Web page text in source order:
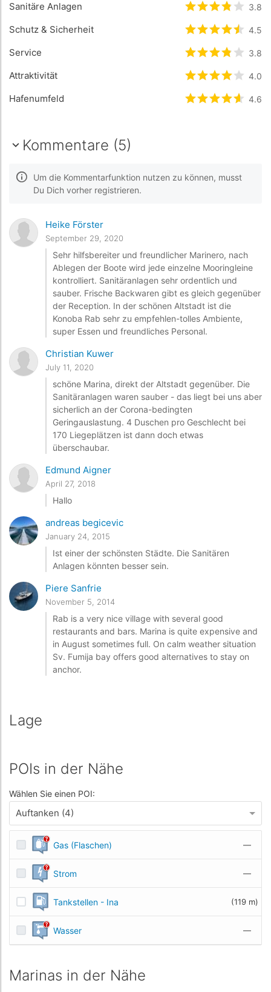
Sanitäre Anlagen bewertet3.8/
3.8
Schutz & Sicherheit bewertet4.5/
4.5
Service bewertet3.8/
3.8
Attraktivität bewertet4 /5
4.0
Hafenumfeld bewertet4.6/
4.6
Kommentare (5)
Um die Kommentarfunktion nutzen zu können, musst
Du Dich vorher registrieren.
Heike Förster
September 29, 2020
Sehr hilfsbereiter und freundlicher Marinero, nach
Ablegen der Boote wird jede einzelne Mooringleine
kontrolliert. Sanitäranlagen sehr ordentlich und
sauber. Frische Backwaren gibt es gleich gegenüber
der Reception. In der schönen Altstadt ist die
Konoba Rab sehr zu empfehlen-tolles Ambiente,
super Essen und freundliches Personal.
Christian Kuwer
July 11, 2020
schöne Marina, direkt der Altstadt gegenüber. Die
Sanitäranlagen waren sauber - das liegt bei uns aber
sicherlich an der Corona-bedingten
Geringauslastung. 4 Duschen pro Geschlecht bei
170 Liegeplätzen ist dann doch etwas
überschaubar.
Edmund Aigner
April 27, 2018
Hallo
andreas begicevic
January 24, 2015
Ist einer der schönsten Städte. Die Sanitären
Anlagen könnten besser sein.
Piere Sanfrie
November 5, 2014
Rab is a very nice village with several good
restaurants and bars. Marina is quite expensive and
in August sometimes full. On calm weather situation
Sv. Fumija bay offers good alternatives to stay on
anchor.
Lage
POIs in der Nähe
Wählen Sie einen POI:
Auftanken (4)
Gas (Flaschen) —
Strom —
Tankstellen - Ina (119 m)
Wasser —
Marinas in der Nähe